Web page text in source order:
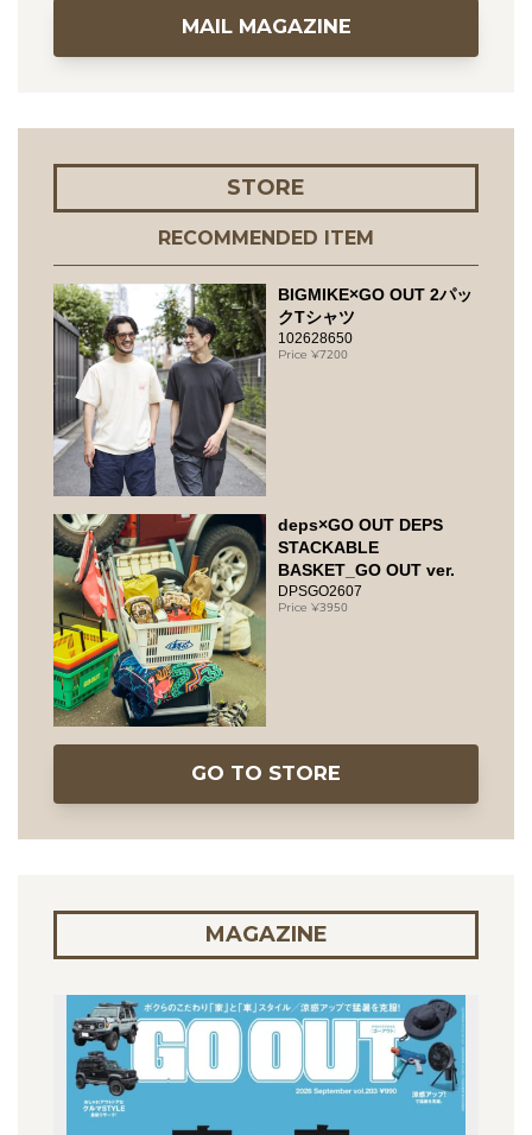
MAIL MAGAZINE
STORE
RECOMMENDED ITEM
BIGMIKE×GO OUT 2パッ
クTシャツ
102628650
7200
deps×GO OUT DEPS
STACKABLE
BASKET_GO OUT ver.
DPSGO2607
3950
GO TO STORE
MAGAZINE